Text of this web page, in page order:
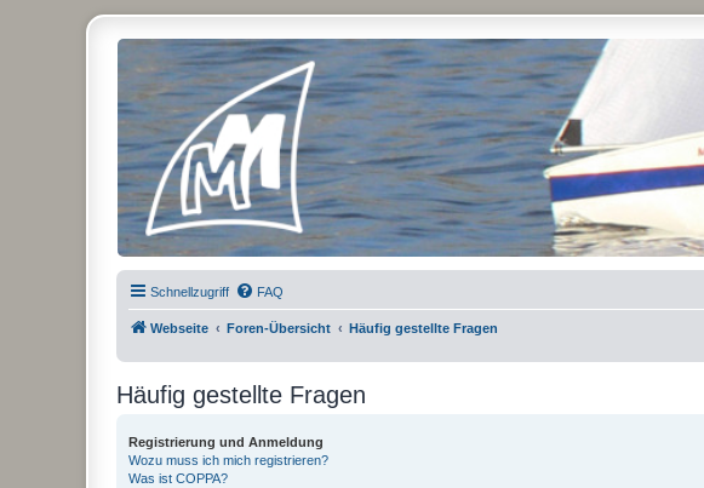
Micro Magic Forum Deutschland
Schnellzugriff FAQ
Webseite Foren-Übersicht Häufig gestellte Fragen
Häufig gestellte Fragen
Registrierung und Anmeldung
Wozu muss ich mich registrieren?
Was ist COPPA?